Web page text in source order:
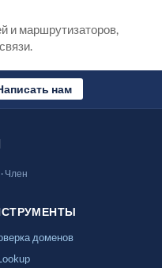
и маршрутизаторов,
нам
Член
доменов